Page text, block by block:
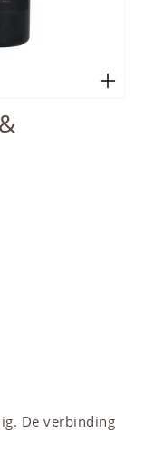
De verbinding